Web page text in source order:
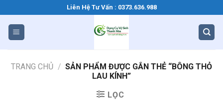
qua
dung
Liên Hệ Tư Vấn : 0373.636.988
TRANG CHỦ / SẢN PHẨM ĐƯỢC GẮN THẺ “BÔNG THỎ
LAU KÍNH”
LỌC